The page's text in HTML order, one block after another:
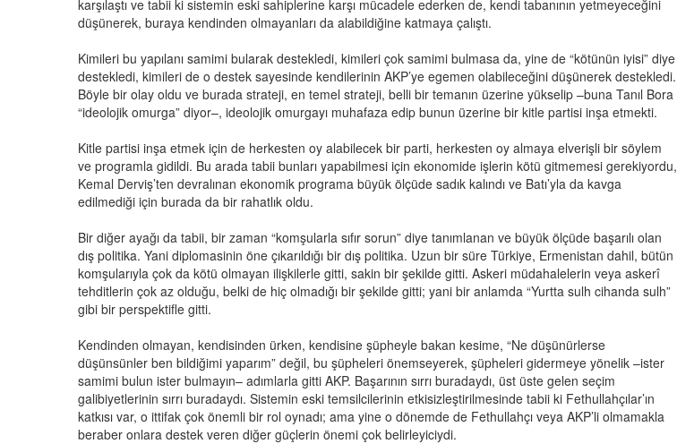
karşılaştı ve tabii ki sistemin eski sahiplerine karşı mücadele ederken de, kendi tabanının yetmeyeceğini
düşünerek, buraya kendinden olmayanları da alabildiğine katmaya çalıştı.
Kimileri bu yapılanı samimi bularak destekledi, kimileri çok samimi bulmasa da, yine de “kötünün iyisi” diye
destekledi, kimileri de o destek sayesinde kendilerinin AKP’ye egemen olabileceğini düşünerek destekledi.
Böyle bir olay oldu ve burada strateji, en temel strateji, belli bir temanın üzerine yükselip –buna Tanıl Bora
“ideolojik omurga” diyor–, ideolojik omurgayı muhafaza edip bunun üzerine bir kitle partisi inşa etmekti.
Kitle partisi inşa etmek için de herkesten oy alabilecek bir parti, herkesten oy almaya elverişli bir söylem
ve programla gidildi. Bu arada tabii bunları yapabilmesi için ekonomide işlerin kötü gitmemesi gerekiyordu,
Kemal Derviş’ten devralınan ekonomik programa büyük ölçüde sadık kalındı ve Batı’yla da kavga
edilmediği için burada da bir rahatlık oldu.
Bir diğer ayağı da tabii, bir zaman “komşularla sıfır sorun” diye tanımlanan ve büyük ölçüde başarılı olan
dış politika. Yani diplomasinin öne çıkarıldığı bir dış politika. Uzun bir süre Türkiye, Ermenistan dahil, bütün
komşularıyla çok da kötü olmayan ilişkilerle gitti, sakin bir şekilde gitti. Askeri müdahalelerin veya askerî
tehditlerin çok az olduğu, belki de hiç olmadığı bir şekilde gitti; yani bir anlamda “Yurtta sulh cihanda sulh”
gibi bir perspektifle gitti.
Kendinden olmayan, kendisinden ürken, kendisine şüpheyle bakan kesime, “Ne düşünürlerse
düşünsünler ben bildiğimi yaparım” değil, bu şüpheleri önemseyerek, şüpheleri gidermeye yönelik –ister
samimi bulun ister bulmayın– adımlarla gitti AKP. Başarının sırrı buradaydı, üst üste gelen seçim
galibiyetlerinin sırrı buradaydı. Sistemin eski temsilcilerinin etkisizleştirilmesinde tabii ki Fethullahçılar’ın
katkısı var, o ittifak çok önemli bir rol oynadı; ama yine o dönemde de Fethullahçı veya AKP’li olmamakla
beraber onlara destek veren diğer güçlerin önemi çok belirleyiciydi.